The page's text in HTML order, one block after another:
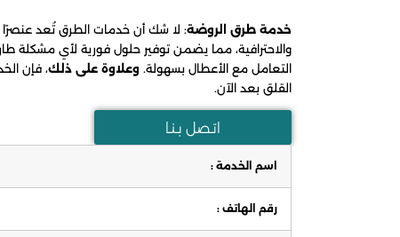
خدمة طرق الروضة: لا شك أن خدمات الطرق تُعد عنصرًا
والاحترافية، مما يضمن توفير حلول فورية لأي مشكلة
التعامل مع الأعطال بسهولة. وعلاوة على ذلك، فإن
القلق بعد الآن.
اتـصل بـنـا
اسم الخدمة :
رقم الهاتف :